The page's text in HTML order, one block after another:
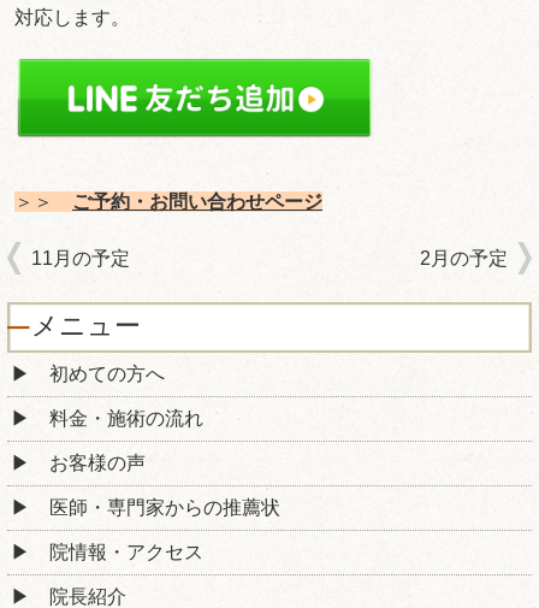
対応します。
＞＞ ご予約・お問い合わせページ
11月の予定 2月の予定
メニュー
初めての方へ
料金・施術の流れ
お客様の声
医師・専門家からの推薦状
院情報・アクセス
院長紹介